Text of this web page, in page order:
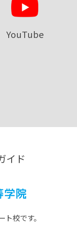
YouTube
イド
校です。